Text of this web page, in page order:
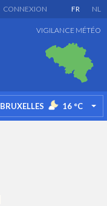
FR NL
CONNEXION
VIGILANCE MÉTÉO
BRUXELLES 16 °C